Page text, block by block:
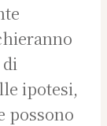
ipotesi,
possono